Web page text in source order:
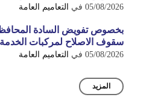
05/08/2026 في التعاميم العامة
بخصوص تفويض السادة
سقوف الاصلاح لمركبات الخدمة
05/08/2026 في التعاميم العامة
المزيد